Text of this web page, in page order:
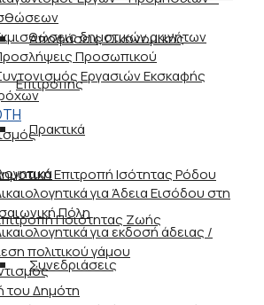
Αποφάσεις Οικονομικής
Επιτροπής
Πρακτικά
Επιτροπή Ισότητας Ρόδου
Ποιότητας Ζωής
Συνεδριάσεις
δημοτικών ακινήτων
Προσωπικού
Εργασιών Εκσκαφής
για Άδεια Εισόδου στη
Πόλη
για εκδοσή άδειας /
πολιτικού γάμου
του Δημότη